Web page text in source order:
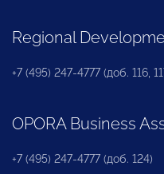
Regional
+7 (495) 247-4777 (доб. 116,
OPORA Business
+7 (495) 247-4777 (доб. 124)